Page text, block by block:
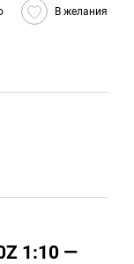
В желания
1:10 —